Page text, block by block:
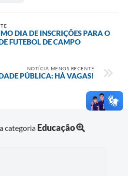
DIA DE INSCRIÇÕES PARA O
FUTEBOL DE CAMPO
NOTÍCIA MENOS RECENTE
PÚBLICA: HÁ VAGAS!
categoria Educação